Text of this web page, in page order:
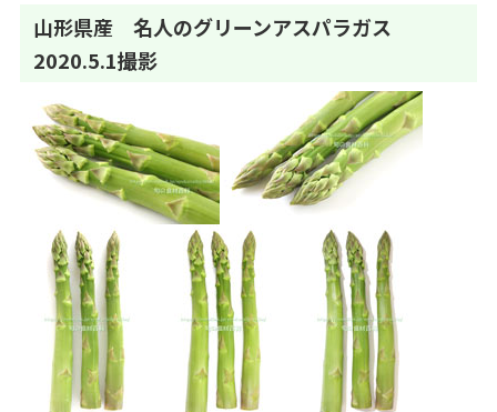
山形県産 名人のグリーンアスパラガス
2020.5.1撮影